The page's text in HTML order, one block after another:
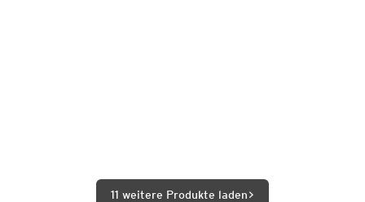
11 weitere Produkte laden